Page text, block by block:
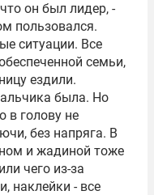
он был лидер, -
пользовался.
ситуации. Все
семьи,
ездили.
была. Но
в голову не
без напряга. В
и жадиной тоже
чего из-за
наклейки - все